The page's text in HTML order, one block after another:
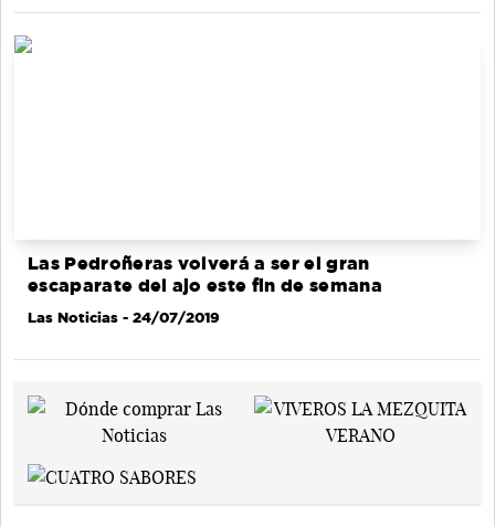
Las Pedroñeras volverá a ser el gran
escaparate del ajo este fin de semana
Las Noticias - 24/07/2019